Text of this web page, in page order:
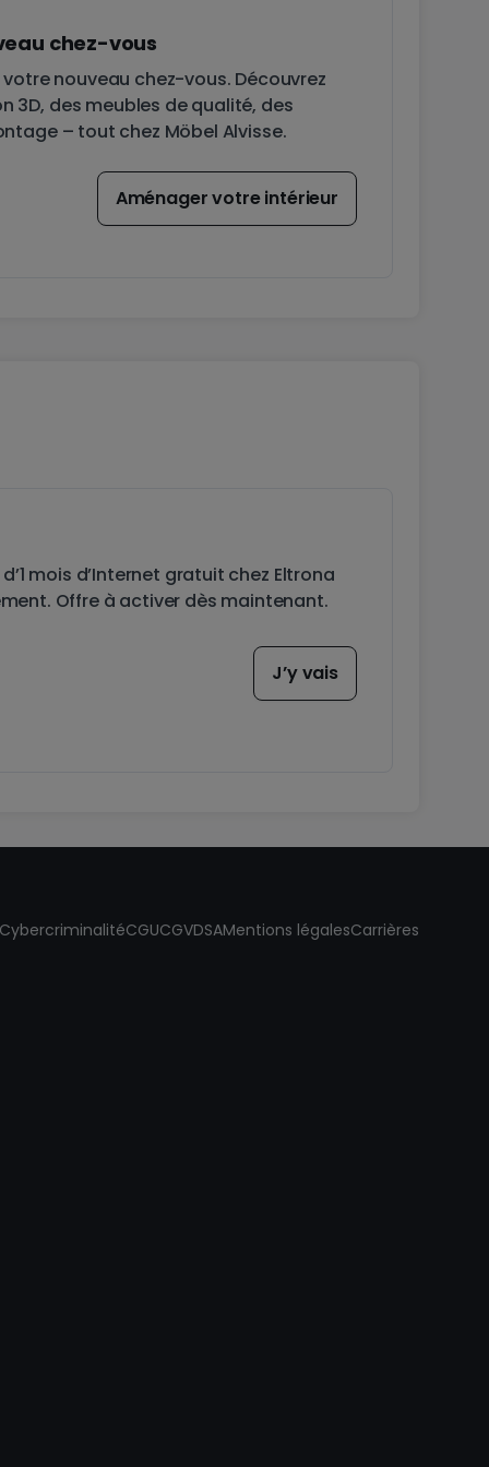
chez-vous
nouveau chez-vous. Découvrez
3D, des meubles de qualité, des
– tout chez Möbel Alvisse.
Aménager votre intérieur
mois d’Internet gratuit chez Eltrona
Offre à activer dès maintenant.
J’y vais
CybercriminalitéCGUCGVDSAMentions légalesCarrières